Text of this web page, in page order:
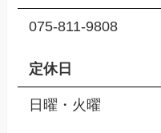
075-811-9808
定休日
日曜・火曜